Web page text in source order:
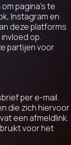
pagina’s te
Instagram en
deze platforms
op.
partijen voor
per e-mail.
die zich hiervoor
een afmeldlink.
voor het